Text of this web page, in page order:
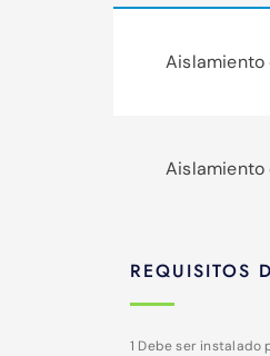
Aislamiento
REQUISITOS
1 Debe ser instalado